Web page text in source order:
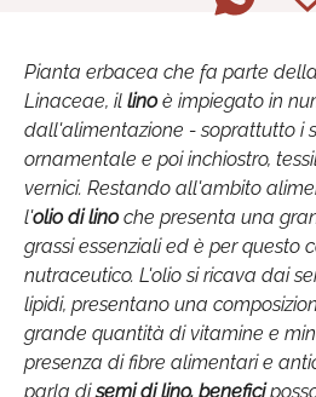
Pianta erbacea che fa parte
Linaceae, il linoè impiegato in
dall'alimentazione - soprattutto i
ornamentale e poi inchiostro,
vernici. Restando all'ambito
l'olio di linoche presenta una
grassi essenziali ed è per questo
nutraceutico. L'olio si ricava dai
lipidi, presentano una
grande quantità di vitamine e
presenza di fibre alimentari e
parla disemi di lino, benefici